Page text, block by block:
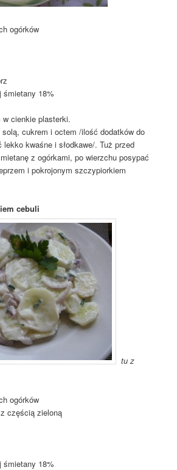
ogórków
18%
cienkie plasterki.
cukrem i octem /ilość dodatków do
kwaśne i słodkawe/. Tuż przed
z ogórkami, po wierzchu posypać
i pokrojonym szczypiorkiem
cebuli
tu z
ogórków
częścią zieloną
18%